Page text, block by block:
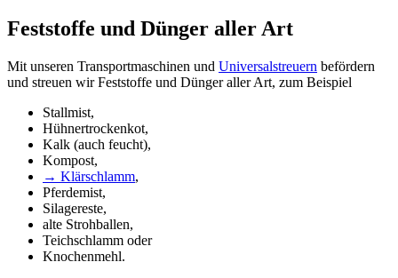
Feststoffe und Dünger aller Art
Mit unseren Transportmaschinen und Universalstreuern befördern
und streuen wir Feststoffe und Dünger aller Art, zum Beispiel
Stallmist,
Hühnertrockenkot,
Kalk (auch feucht),
Kompost,
→ Klärschlamm,
Pferdemist,
Silagereste,
alte Strohballen,
Teichschlamm oder
Knochenmehl.